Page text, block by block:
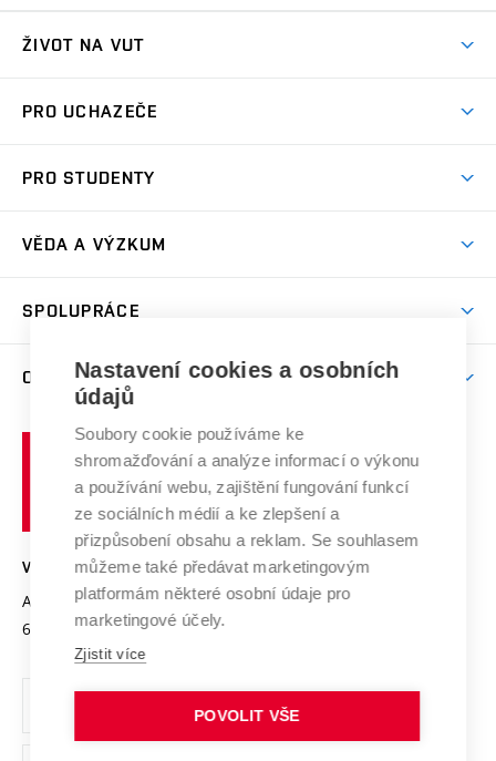
ŽIVOT NA VUT
Koleje
Sport na VUT
PRO UCHAZEČE
Dny otevřených dveří
Celoživotní vzdělávání
E-přihláška
PRO STUDENTY
Harmonogram akademického roku
Závěrečné práce
Doktorské studium
Zpracování osobních údajů studentů
Sociální bezpečí
Studium bez bariér
Podpora podnikání
VĚDA A VÝZKUM
Mezinárodní vědecká rada
Systém zajišťování kvality výzkumu
Výzkumné infrastruktury
Transfer znalostí
Open Science
Projekty
Projekty ze strukturálních fondů
Specifický výzkum
SPOLUPRÁCE
Firemní spolupráce
Zahraniční spolupráce
Spolupráce se školami
Mezinárodní dohody
Univerzitní sítě
O UNIVERZITĚ
Profil univerzity
Udržitelná univerzita
Podnikavá univerzita / ContriBUTe
Bezpečná univerzita
Vyznamenání
Organizační struktura
Ochrana osobních údajů
učení
technické
Brně
VYSOKÉ UČENÍ TECHNICKÉ V BRNĚ
Antonínská 548/1
602 00 Brno
www.vut.cz
vut@vutbr.cz
Nastavení cookies a osobních
údajů
Soubory cookie používáme ke
shromažďování a analýze informací o výkonu
a používání webu, zajištění fungování funkcí
ze sociálních médií a ke zlepšení a
přizpůsobení obsahu a reklam. Se souhlasem
můžeme také předávat marketingovým
platformám některé osobní údaje pro
marketingové účely.
Zjistit více
POVOLIT VŠE